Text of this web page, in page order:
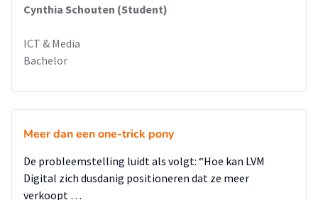
Cynthia Schouten (Student)
ICT & Media
Bachelor
Meer dan een one-trick pony
De probleemstelling luidt als volgt: “Hoe kan LVM
Digital zich dusdanig positioneren dat ze meer
verkoopt …